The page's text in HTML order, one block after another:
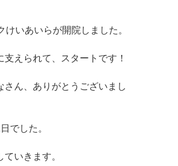
いあいらが開院しました。
えられて、スタートです！
さん、ありがとうございまし
でした。
いきます。